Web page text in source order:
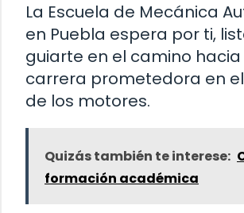
La Escuela de Mecánica
en Puebla espera por ti,
guiarte en el camino hacia
carrera prometedora en
de los motores.
Quizás también te interese:
formación académica